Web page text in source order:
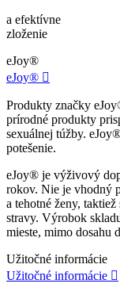
a efektívne
zloženie
eJoy®
eJoy® 
Produkty značky
prírodné produkty
sexuálnej túžby.
potešenie.
eJoy® je výživový
rokov. Nie je vhodný
a tehotné ženy,
stravy. Výrobok
mieste, mimo dosahu
Užitočné informácie
Užitočné informácie 